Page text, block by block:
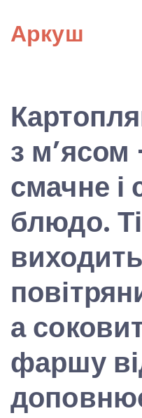
content
Аркуш
з
смачне і
блюдо.
виходить
а
фаршу